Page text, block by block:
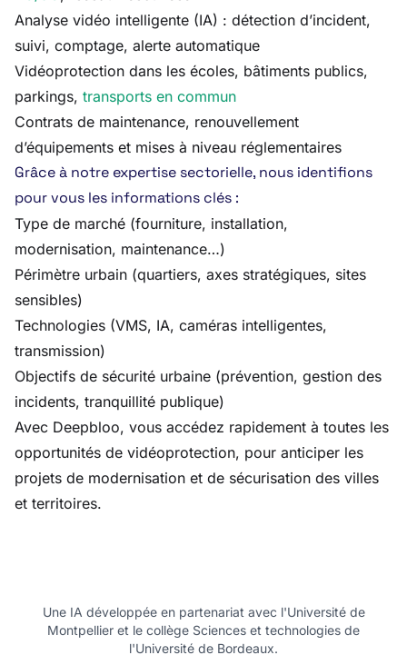
Analyse vidéo intelligente (IA) : détection d’incident,
suivi, comptage, alerte automatique
Vidéoprotection dans les écoles, bâtiments publics,
parkings, transports en commun
Contrats de maintenance, renouvellement
d’équipements et mises à niveau réglementaires
Grâce à notre expertise sectorielle, nous identifions
pour vous les informations clés :
Type de marché (fourniture, installation,
modernisation, maintenance…)
Périmètre urbain (quartiers, axes stratégiques, sites
sensibles)
Technologies (VMS, IA, caméras intelligentes,
transmission)
Objectifs de sécurité urbaine (prévention, gestion des
incidents, tranquillité publique)
Avec Deepbloo, vous accédez rapidement à toutes les
opportunités de vidéoprotection, pour anticiper les
projets de modernisation et de sécurisation des villes
et territoires.
Une IA développée en partenariat avec l'Université de
Montpellier et le collège Sciences et technologies de
l'Université de Bordeaux.